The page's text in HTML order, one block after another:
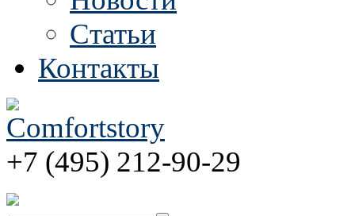
Статьи
Контакты
+7 (495) 212-90-29